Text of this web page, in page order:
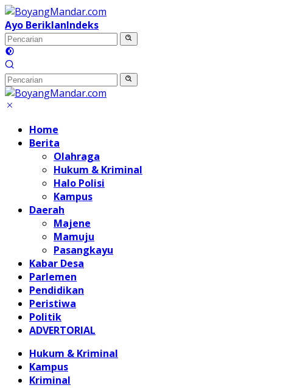
Langsung
ke
konten
Ayo BeriklanIndeks
Home
Berita
Olahraga
Hukum & Kriminal
Halo Polisi
Kampus
Daerah
Majene
Mamuju
Pasangkayu
Kabar Desa
Parlemen
Pendidikan
Peristiwa
Politik
ADVERTORIAL
Hukum & Kriminal
Kampus
Kriminal